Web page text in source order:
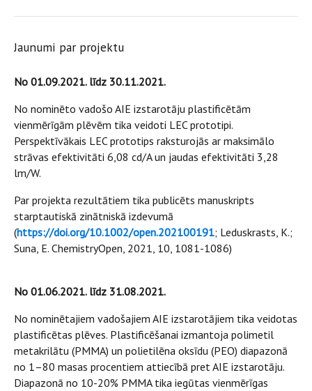
Jaunumi par projektu
No 01.09.2021. līdz 30.11.2021.
No nominēto vadošo AIE izstarotāju plastificētām
vienmērīgām plēvēm tika veidoti LEC prototipi.
Perspektīvākais LEC prototips raksturojās ar maksimālo
strāvas efektivitāti 6,08 cd/A un jaudas efektivitāti 3,28
lm/W.
Par projekta rezultātiem tika publicēts manuskripts
starptautiskā zinātniskā izdevumā
(https://doi.org/10.1002/open.202100191; Leduskrasts, K.;
Suna, E. ChemistryOpen, 2021, 10, 1081-1086)
No 01.06.2021. līdz 31.08.2021.
No nominētajiem vadošajiem AIE izstarotājiem tika veidotas
plastificētas plēves. Plastificēšanai izmantoja polimetil
metakrilātu (PMMA) un polietilēna oksīdu (PEO) diapazonā
no 1–80 masas procentiem attiecībā pret AIE izstarotāju.
Diapazonā no 10-20% PMMA tika iegūtas vienmērīgas